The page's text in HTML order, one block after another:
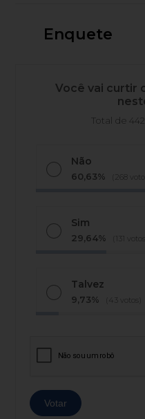
Enquete
Você vai curtir
Total de
Não
60,63% (268
Sim
29,64% (131 votos)
Talvez
9,73% (43 votos)